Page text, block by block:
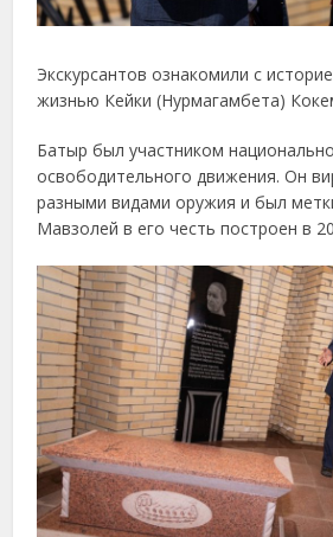
Экскурсантов ознакомили с
жизнью Кейки (Нурмагамбета)
Батыр был участником
освободительного движения. Он
разными видами оружия и был
Мавзолей в его честь построен в